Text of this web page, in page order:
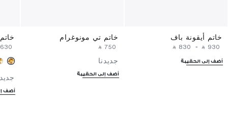
خاتم أيقونة باف
‎ ⃁ ⁦830⁩ ‎ - ‎ ⃁ ⁦930⁩ ‎
أضف إلى الحقيبة
خاتم تي مونوغرام
‎ ⃁ ⁦750⁩ ‎
جديدنا
أضف إلى الحقيبة
أضف